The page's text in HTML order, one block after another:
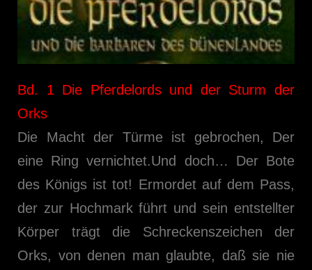
Bd. 1 Die Pferdelords und der Sturm der
Orks
Die Macht der Türme ist gebrochen, Der
eine Ring vernichtet.Und doch… Der Bote
des Königs ist tot! Ermordet auf dem Pass,
der zur Hochmark führt und sein entstellter
Körper trägt die Schreckenszeichen der
Orks, von denen man glaubte, daß sie nie